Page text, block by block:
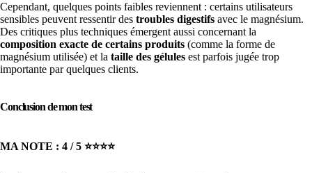
Cependant, quelques points faibles reviennent : certains utilisateurs
sensibles peuvent ressentir des troubles digestifs avec le magnésium.
Des critiques plus techniques émergent aussi concernant la
composition exacte de certains produits (comme la forme de
magnésium utilisée) et la taille des gélules est parfois jugée trop
importante par quelques clients.
Conclusion de mon test
MA NOTE : 4 / 5 ⭐️⭐️⭐️⭐️